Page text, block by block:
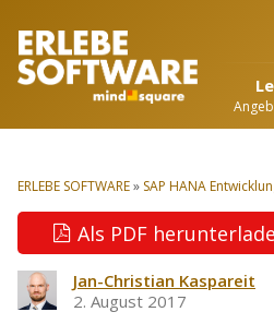
ERLEBE SOFTWARE» SAP HANA
Als PDF
Jan-Christian Kaspareit
2. August 2017